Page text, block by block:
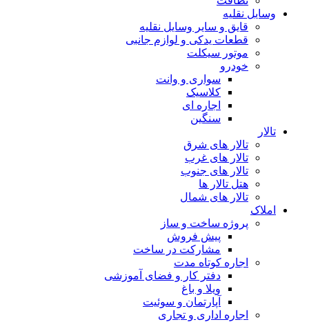
وسایل نقلیه
قایق و سایر وسایل نقلیه
قطعات یدکی و لوازم جانبی
موتور سیکلت
خودرو
سواری و وانت
کلاسیک
اجاره ای
سنگین
تالار
تالار های شرق
تالار های غرب
تالار های جنوب
هتل تالار ها
تالار های شمال
املاک
پروژه ساخت و ساز
پیش فروش
مشارکت در ساخت
اجاره کوتاه مدت
دفتر کار و فضای آموزشی
ویلا و باغ
آپارتمان و سوئیت
اجاره اداری و تجاری